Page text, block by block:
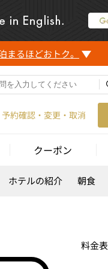
まるほどおトク。
予約確認・変更・取消
クーポン
ホテルの紹介 朝食
料金表